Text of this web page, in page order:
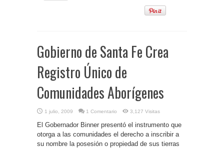
Gobierno de Santa Fe Crea
Registro Único de
Comunidades Aborígenes
1 julio, 2009 1 Comentario 3,127 Visitas
El Gobernador Binner presentó el instrumento que
otorga a las comunidades el derecho a inscribir a
su nombre la posesión o propiedad de sus tierras